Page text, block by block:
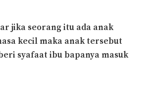
jika seorang itu ada anak
kecil maka anak tersebut
syafaat ibu bapanya masuk